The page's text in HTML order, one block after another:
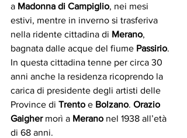
a Madonna di Campiglio, nei mesi
estivi, mentre in inverno si trasferiva
nella ridente cittadina di Merano,
bagnata dalle acque del fiume Passirio.
In questa cittadina tenne per circa 30
anni anche la residenza ricoprendo la
carica di presidente degli artisti delle
Province di Trento e Bolzano. Orazio
Gaigher morì a Merano nel 1938 all’età
di 68 anni.